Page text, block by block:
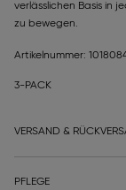
verlässlichen Basis in
zu bewegen.
Artikelnummer:
3-PACK
VERSAND &
PFLEGE